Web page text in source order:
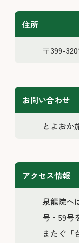
住所
〒399-
お問い合わせ
とよおか
アクセス情報
泉龍院へ
号・59号
またぐ「